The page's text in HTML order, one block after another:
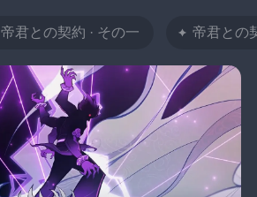
帝君との契約 · その一 帝君との